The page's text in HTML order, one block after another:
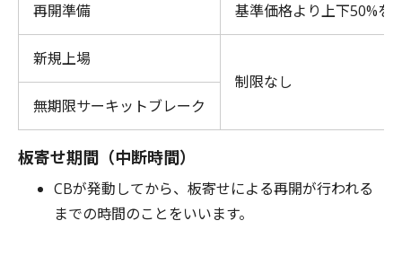
再開準備 基準価格より上下50%を
新規上場
制限なし
無期限サーキットブレーク
板寄せ期間（中断時間）
CBが発動してから、板寄せによる再開が行われる
までの時間のことをいいます。